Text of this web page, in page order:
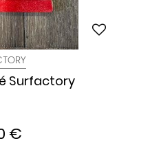
Surfactory
€